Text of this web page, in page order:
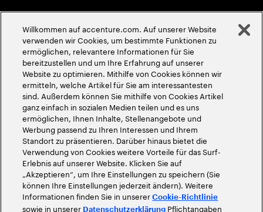
Globale Meritokratie
2026Accenture. Alle Rechte vorbehalten
Willkommen auf accenture.com. Auf unserer Website
verwenden wir Cookies, um bestimmte Funktionen zu
ermöglichen, relevantere Informationen für Sie
bereitzustellen und um Ihre Erfahrung auf unserer
Website zu optimieren. Mithilfe von Cookies können wir
ermitteln, welche Artikel für Sie am interessantesten
sind. Außerdem können Sie mithilfe von Cookies Artikel
ganz einfach in sozialen Medien teilen und es uns
ermöglichen, Ihnen Inhalte, Stellenangebote und
Werbung passend zu Ihren Interessen und Ihrem
Standort zu präsentieren. Darüber hinaus bietet die
Verwendung von Cookies weitere Vorteile für das Surf-
Erlebnis auf unserer Website. Klicken Sie auf
„Akzeptieren“, um Ihre Einstellungen zu speichern (Sie
können Ihre Einstellungen jederzeit ändern). Weitere
Informationen finden Sie in unsererCookie-Richtlinie
sowie in unserer Datenschutzerklärung Pflichtangaben